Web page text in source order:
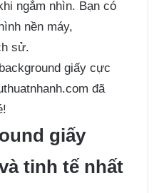
ngắm nhìn. Bạn có
nền máy,
sử.
giấy cực
đã
giấy
tinh tế nhất